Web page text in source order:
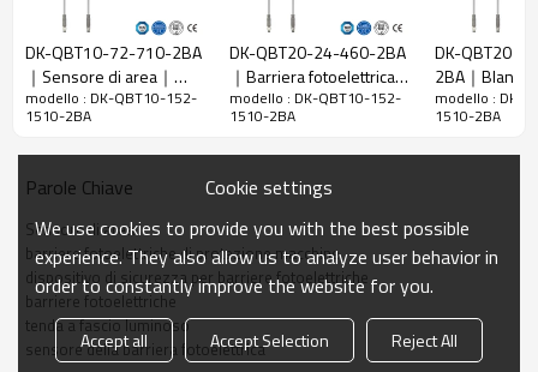
Raggio
d'azione
1510 mm
Taglia del
prodotto
15mm*30mm*L, L è la lunghezza dell'emettitore e
del ricevitore.
Distanza di
rilevamento
30-3000mm
risposta
≤15 ms
Dati meccanici
Materiale
dell'alloggiamentoMetallo
DK-QBT10-72-710-2BA
｜Sensore di area｜
DADISICK
modello : DK-QBT10-152-
1510-2BA
DK-QBT20-24-460-2BA
｜Barriera fotoelettrica
di sicurezza｜DADISICK
modello : DK-QBT10-152-
1510-2BA
DK-QBT20-
2BA｜
｜DADISICK
modello : DK-
1510-2BA
Parole Chiave
Sensore di area
barriere fotoelettriche di protezione macchine
dispositivo di sicurezza per barriere fotoelettriche
barriere fotoelettriche
tenda a fascio luminoso
sensore della barriera fotoelettrica
Cookie settings
We use cookies to provide you with the best possible
experience. They also allow us to analyze user behavior in
order to constantly improve the website for you.
Accept all Accept Selection Reject All